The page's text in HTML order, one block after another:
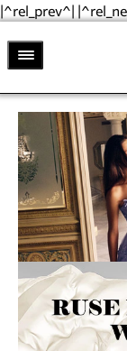
|^rel_prev^|